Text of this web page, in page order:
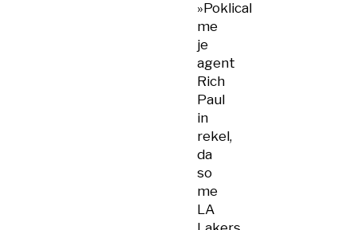
»Poklical
me
je
agent
Rich
Paul
in
rekel,
da
so
me
LA